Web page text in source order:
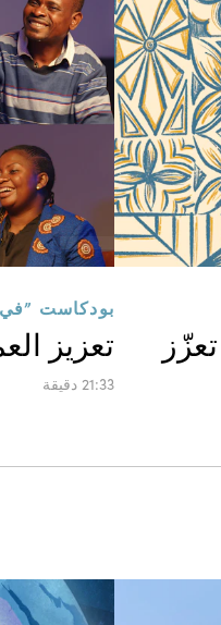
بودكاست
تعزيز
21:33 دقيقة